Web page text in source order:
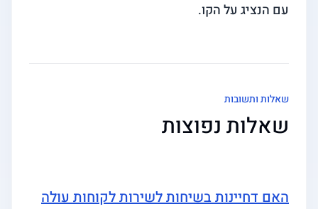
עם הנציג על הקו.
שאלות ותשובות
שאלות נפוצות
האם דחיינות בשיחות לשירות לקוחות עולה